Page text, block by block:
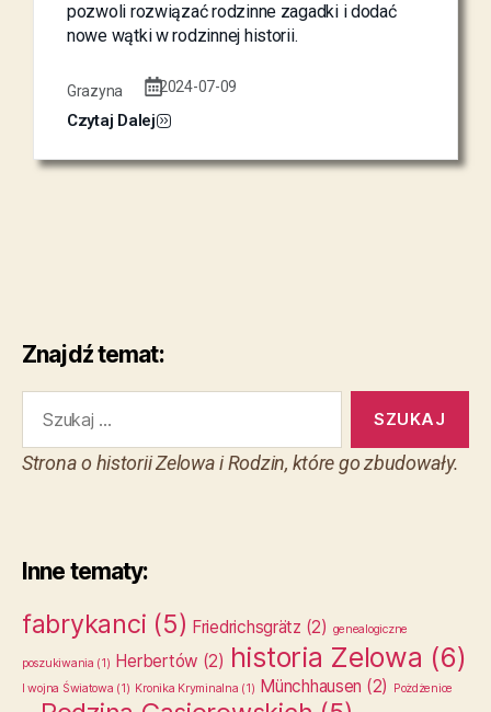
pozwoli rozwiązać rodzinne zagadki i dodać
nowe wątki w rodzinnej historii.
Grazyna 2024-07-09
Czytaj Dalej
Znajdź temat:
Strona o historii Zelowa i Rodzin, które go zbudowały.
Inne tematy:
fabrykanci (5) Friedrichsgrätz (2) genealogiczne
poszukiwania (1) Herbertów (2) historia Zelowa (6)
I wojna Światowa (1) Kronika Kryminalna (1) Münchhausen (2) Pożdżenice